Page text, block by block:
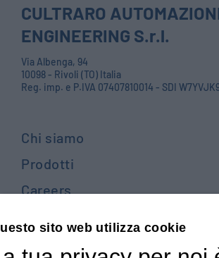
CULTRARO
ENGINEERING S.r.l.
Via Albenga, 94
10098 - Rivoli (TO) Italia
Reg. imp. e P.IVA 07407810014 - SDI
Chi siamo
Prodotti
Careers
sito web utilizza cookie